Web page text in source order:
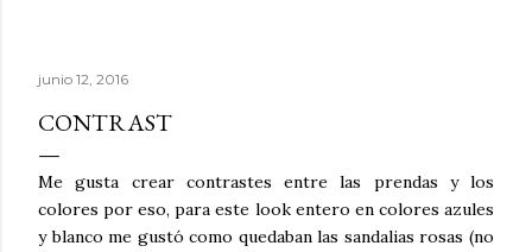
junio 12, 2016
CONTRAST
Me gusta crear contrastes entre las prendas y los
colores por eso, para este look entero en colores azules
y blanco me gustó como quedaban las sandalias rosas (no